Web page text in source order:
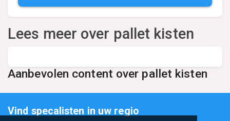
Lees meer over pallet kisten
Aanbevolen content over pallet kisten
Vind specalisten in uw regio